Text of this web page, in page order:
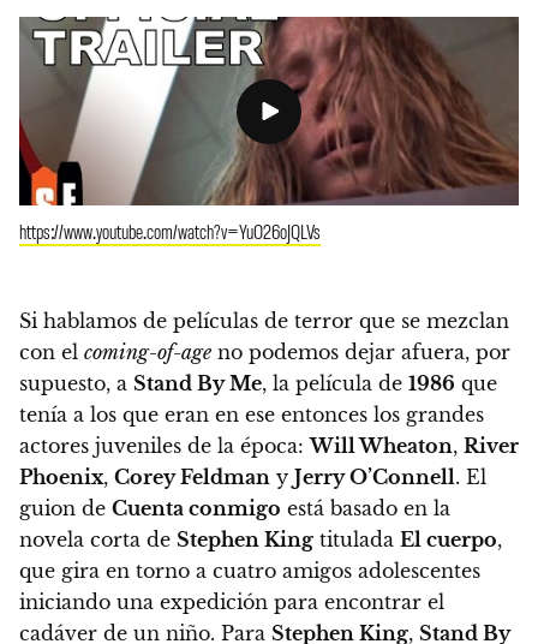
https://www.youtube.com/watch?v=YuO26oJQLVs
Si hablamos de películas de terror que se mezclan
con el coming-of-age no podemos dejar afuera, por
supuesto, a Stand By Me, la película de 1986 que
tenía a los que eran en ese entonces los grandes
actores juveniles de la época:Will Wheaton, River
Phoenix, Corey Feldman y Jerry O’Connell. El
guion de Cuenta conmigo está basado en la
novela corta de Stephen King titulada El cuerpo,
que gira en torno a cuatro amigos adolescentes
iniciando una expedición para encontrar el
cadáver de un niño. Para Stephen King, Stand By